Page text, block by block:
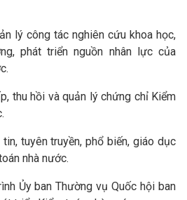
lý công tác nghiên cứu khoa học,
phát triển nguồn nhân lực của
thu hồi và quản lý chứng chỉ Kiểm
tuyên truyền, phổ biến, giáo dục
nhà nước.
Ủy ban Thường vụ Quốc hội ban